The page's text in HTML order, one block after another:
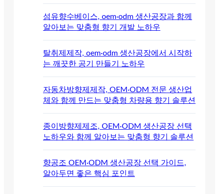
섬유향수베이스, oem·odm 생산공장과 함께
알아보는 맞춤형 향기 개발 노하우
탈취제제작, oem·odm 생산공장에서 시작하
는 깨끗한 공기 만들기 노하우
자동차방향제제작, OEM·ODM 전문 생산업
체와 함께 만드는 맞춤형 차량용 향기 솔루션
종이방향제제조, OEM·ODM 생산공장 선택
노하우와 함께 알아보는 맞춤형 향기 솔루션
향공조 OEM·ODM 생산공장 선택 가이드,
알아두면 좋은 핵심 포인트